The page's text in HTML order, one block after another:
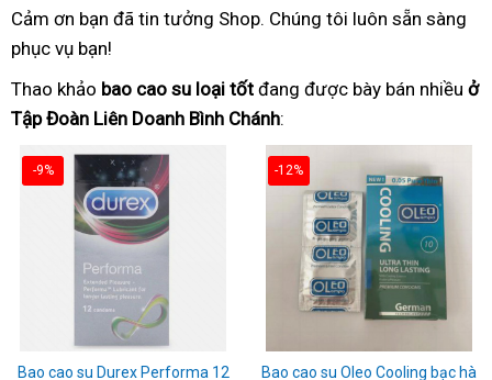
Cảm ơn bạn đã tin tưởng Shop. Chúng tôi luôn sẵn sàng
phục vụ bạn!
Thao khảo bao cao su loại tốt đang được bày bán nhiều ở
Tập Đoàn Liên Doanh Bình Chánh:
-9%
Bao cao su Durex Performa 12
-12%
Bao cao su Oleo Cooling bạc hà